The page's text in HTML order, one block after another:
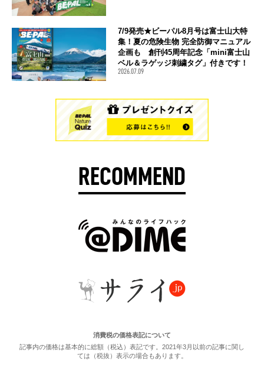
7/9発売★ビーパル8月号は富士山大特
集！夏の危険生物 完全防御マニュアル
企画も 創刊45周年記念「mini富士山
ベル＆ラゲッジ刺繍タグ」付きです！
2026.07.09
RECOMMEND
消費税の価格表記について
記事内の価格は基本的に総額（税込）表記です。2021年3月以前の記事に関し
ては（税抜）表示の場合もあります。